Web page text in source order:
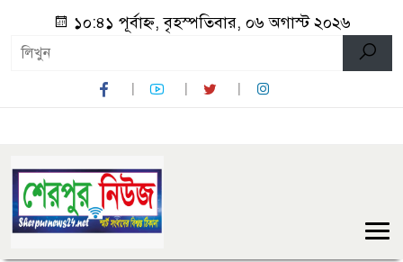
১০:৪১ পূর্বাহ্ন, বৃহস্পতিবার, ০৬ অগাস্ট ২০২৬